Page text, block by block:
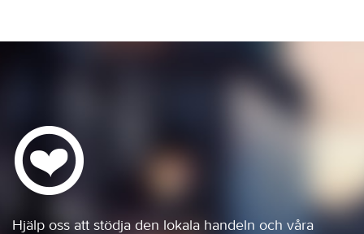
Hjälp oss att stödja den lokala handeln och våra